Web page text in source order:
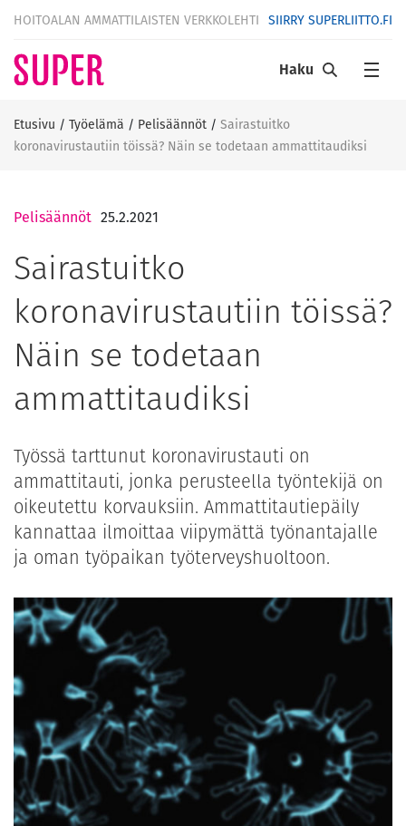
HOITOALAN AMMATTILAISTEN VERKKOLEHTI SIIRRY SUPERLIITTO.FI
Haku
Etusivu / Työelämä / Pelisäännöt / Sairastuitko
koronavirustautiin töissä? Näin se todetaan ammattitaudiksi
Pelisäännöt 25.2.2021
Sairastuitko
koronavirustautiin töissä?
Näin se todetaan
ammattitaudiksi
Työssä tarttunut koronavirustauti on
ammattitauti, jonka perusteella työntekijä on
oikeutettu korvauksiin. Ammattitautiepäily
kannattaa ilmoittaa viipymättä työnantajalle
ja oman työpaikan työterveyshuoltoon.